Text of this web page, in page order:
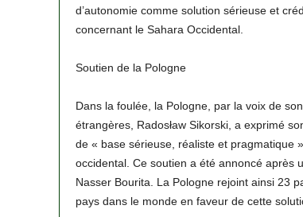
d’autonomie comme solution sérieuse et
concernant le Sahara Occidental.
Soutien de la Pologne
Dans la foulée, la Pologne, par la voix de
étrangères, Radosław Sikorski, a exprimé
de « base sérieuse, réaliste et pragmatique
occidental. Ce soutien a été annoncé après
Nasser Bourita. La Pologne rejoint ainsi 23
pays dans le monde en faveur de cette